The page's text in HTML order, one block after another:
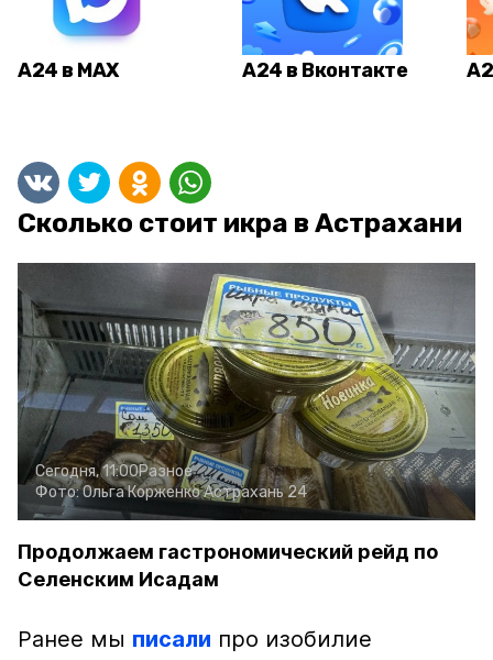
А24 в MAX А24 в Вконтакте
Сколько стоит икра в Астрахани
Сегодня, 11:00Разное
Фото:Ольга КорженкоАстрахань 24
Продолжаем гастрономический рейд по
Селенским Исадам
Ранее мы писали про изобилие